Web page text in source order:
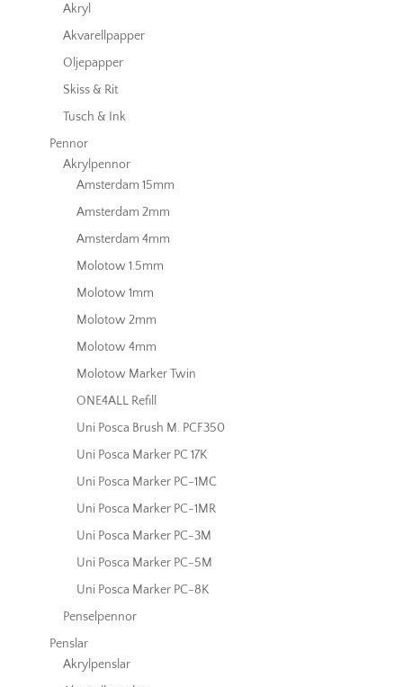
Akryl
Akvarellpapper
Oljepapper
Skiss & Rit
Tusch & Ink
Pennor
Akrylpennor
Amsterdam 15mm
Amsterdam 2mm
Amsterdam 4mm
Molotow 1.5mm
Molotow 1mm
Molotow 2mm
Molotow 4mm
Molotow Marker Twin
ONE4ALL Refill
Uni Posca Brush M. PCF350
Uni Posca Marker PC 17K
Uni Posca Marker PC-1MC
Uni Posca Marker PC-1MR
Uni Posca Marker PC-3M
Uni Posca Marker PC-5M
Uni Posca Marker PC-8K
Penselpennor
Penslar
Akrylpenslar